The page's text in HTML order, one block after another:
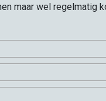
maar wel regelmatig